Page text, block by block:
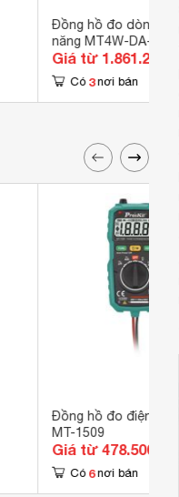
Đồng hồ đo dòng
năng MT4W-DA-18
Giá từ 1.861.200
Có 3 nơi bán
Đồng hồ đo điện tử
MT-1509
Giá từ 478.500 đ
Có 6 nơi bán